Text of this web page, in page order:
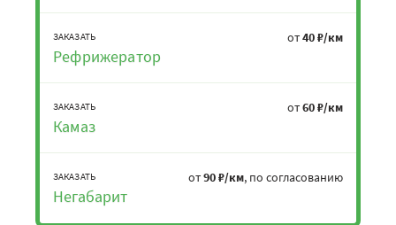
ЗАКАЗАТЬ
Рефрижератор
от40 ₽/км
ЗАКАЗАТЬ
Камаз
от60 ₽/км
ЗАКАЗАТЬ
Негабарит
от90 ₽/км, по согласованию